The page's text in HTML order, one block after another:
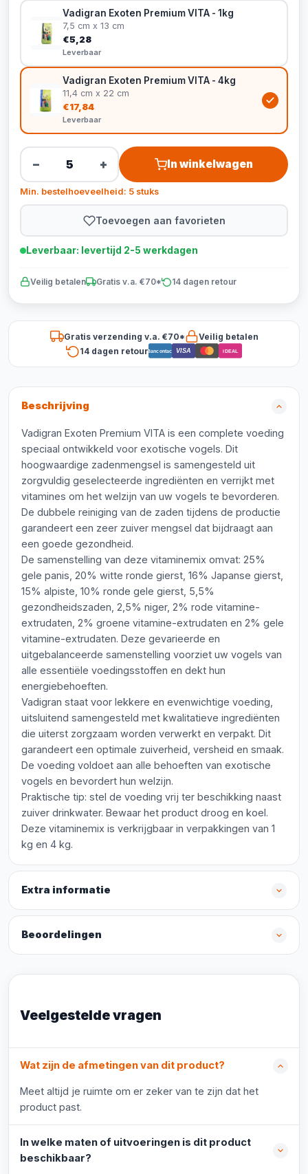
Vadigran Exoten Premium VITA - 1kg
7,5 cm x 13 cm
€5,28
Leverbaar
Vadigran Exoten Premium VITA - 4kg
11,4 cm x 22 cm
€17,84
Leverbaar
− + In winkelwagen
Min. bestelhoeveelheid: 5 stuks
Toevoegen aan favorieten
Leverbaar: levertijd 2-5 werkdagen
Veilig betalen Gratis v.a. €70* 14 dagen retour
Gratis verzending v.a. €70*
Veilig betalen
14 dagen retourBancontact VISA iDEAL
Beschrijving
Vadigran Exoten Premium VITA is een complete voeding
speciaal ontwikkeld voor exotische vogels. Dit
hoogwaardige zadenmengsel is samengesteld uit
zorgvuldig geselecteerde ingrediënten en verrijkt met
vitamines om het welzijn van uw vogels te bevorderen.
De dubbele reiniging van de zaden tijdens de productie
garandeert een zeer zuiver mengsel dat bijdraagt aan
een goede gezondheid.
De samenstelling van deze vitaminemix omvat: 25%
gele panis, 20% witte ronde gierst, 16% Japanse gierst,
15% alpiste, 10% ronde gele gierst, 5,5%
gezondheidszaden, 2,5% niger, 2% rode vitamine-
extrudaten, 2% groene vitamine-extrudaten en 2% gele
vitamine-extrudaten. Deze gevarieerde en
uitgebalanceerde samenstelling voorziet uw vogels van
alle essentiële voedingsstoffen en dekt hun
energiebehoeften.
Vadigran staat voor lekkere en evenwichtige voeding,
uitsluitend samengesteld met kwalitatieve ingrediënten
die uiterst zorgzaam worden verwerkt en verpakt. Dit
garandeert een optimale zuiverheid, versheid en smaak.
De voeding voldoet aan alle behoeften van exotische
vogels en bevordert hun welzijn.
Praktische tip: stel de voeding vrij ter beschikking naast
zuiver drinkwater. Bewaar het product droog en koel.
Deze vitaminemix is verkrijgbaar in verpakkingen van 1
kg en 4 kg.
Extra informatie
Beoordelingen
Veelgestelde vragen
Wat zijn de afmetingen van dit product?
Meet altijd je ruimte om er zeker van te zijn dat het
product past.
In welke maten of uitvoeringen is dit product
beschikbaar?